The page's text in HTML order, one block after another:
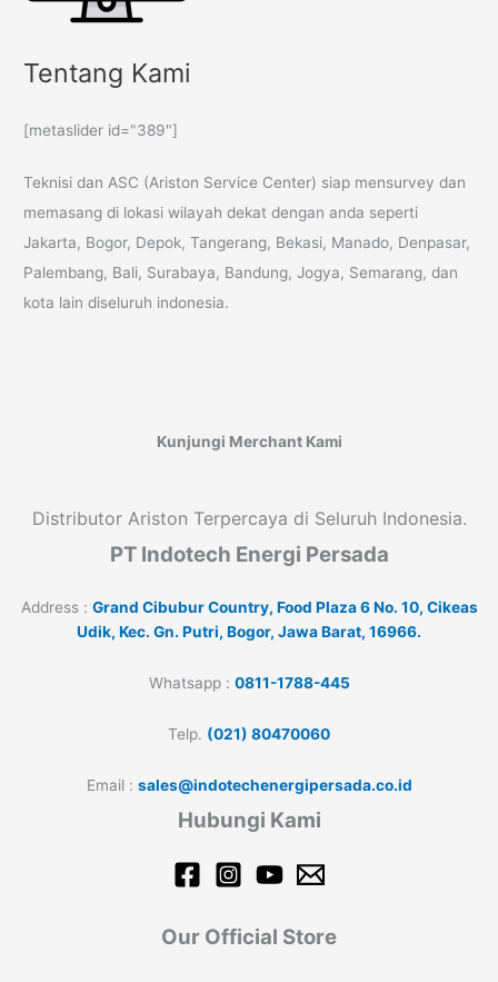
Tentang Kami
[metaslider id="389"]
Teknisi dan ASC (Ariston Service Center) siap mensurvey dan
memasang di lokasi wilayah dekat dengan anda seperti
Jakarta, Bogor, Depok, Tangerang, Bekasi, Manado, Denpasar,
Palembang, Bali, Surabaya, Bandung, Jogya, Semarang, dan
kota lain diseluruh indonesia.
Kunjungi Merchant Kami
Distributor Ariston Terpercaya di Seluruh Indonesia.
PT Indotech Energi Persada
Address : Grand Cibubur Country, Food Plaza 6 No. 10, Cikeas
Udik, Kec. Gn. Putri, Bogor, Jawa Barat, 16966.
Whatsapp : 0811-1788-445
Telp. (021) 80470060
Email : sales@indotechenergipersada.co.id
Hubungi Kami
Our Official Store